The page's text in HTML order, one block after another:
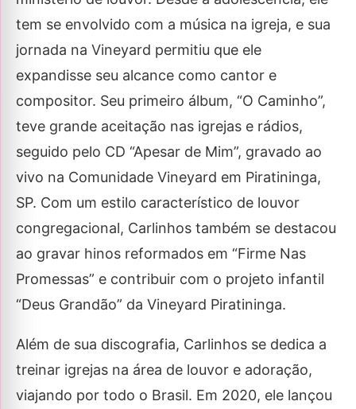
tem se envolvido com a música na igreja, e sua
jornada na Vineyard permitiu que ele
expandisse seu alcance como cantor e
compositor. Seu primeiro álbum, “O Caminho”,
teve grande aceitação nas igrejas e rádios,
seguido pelo CD “Apesar de Mim”, gravado ao
vivo na Comunidade Vineyard em Piratininga,
SP. Com um estilo característico de louvor
congregacional, Carlinhos também se destacou
ao gravar hinos reformados em “Firme Nas
Promessas” e contribuir com o projeto infantil
“Deus Grandão” da Vineyard Piratininga.
Além de sua discografia, Carlinhos se dedica a
treinar igrejas na área de louvor e adoração,
viajando por todo o Brasil. Em 2020, ele lançou